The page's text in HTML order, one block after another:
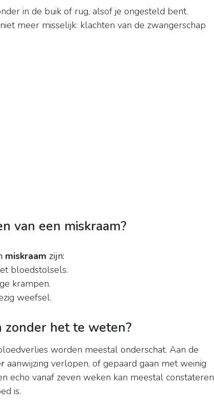
in de buik of rug, alsof je ongesteld bent.
meer misselijk: klachten van de zwangerschap
van een miskraam?
miskraam zijn:
bloedstolsels.
krampen.
weefsel.
zonder het te weten?
worden meestal onderschat. Aan de
aanwijzing verlopen, of gepaard gaan met weinig
echo vanaf zeven weken kan meestal constateren
is.